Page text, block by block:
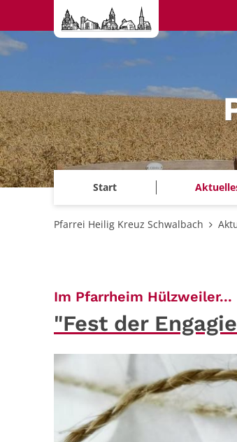
Zum Inhalt springen
Start
Pfarrei Heilig Kreuz Schwalbach
Im Pfarrheim Hülzweiler...
"Fest der